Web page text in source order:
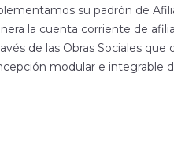
su padrón de
la cuenta corriente de
de las Obras Sociales
modular e integrable